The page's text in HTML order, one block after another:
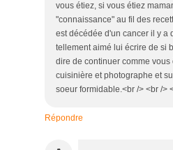
vous étiez, si vous étiez
"connaissance" au fil des
est décédée d'un cancer il y a
tellement aimé lui écrire de si
dire de continuer comme vous
cuisinière et photographe et
soeur formidable.<br /> <br />
Répondre